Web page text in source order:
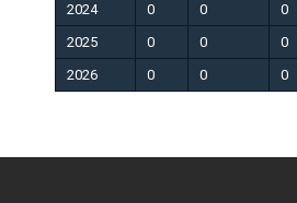
2024
0 0 0
2025
0 0 0
2026
0 0 0